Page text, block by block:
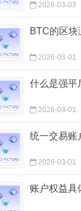
2026-03-03
BTC的区块
2026-03-01
什么是强平
2026-03-01
统一交易账
2026-03-01
账户权益具